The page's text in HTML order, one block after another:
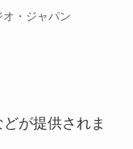
・ジャパン
が提供されま